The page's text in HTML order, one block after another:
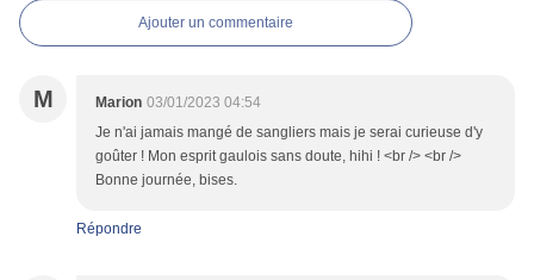
Ajouter un commentaire
M Marion 03/01/2023 04:54
Je n'ai jamais mangé de sangliers mais je serai curieuse d'y
goûter ! Mon esprit gaulois sans doute, hihi ! <br /> <br />
Bonne journée, bises.
Répondre